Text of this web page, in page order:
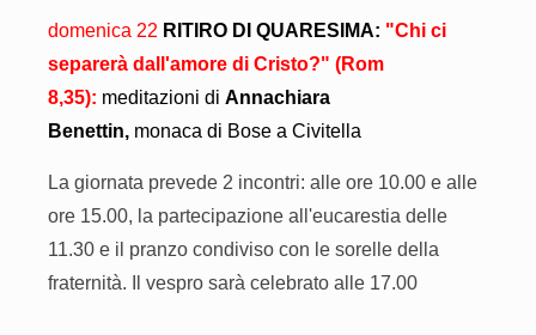
domenica 22 RITIRO DI QUARESIMA: "Chi ci
separerà dall'amore di Cristo?" (Rom
8,35): meditazioni di Annachiara
Benettin, monaca di Bose a Civitella
La giornata prevede 2 incontri: alle ore 10.00 e alle
ore 15.00, la partecipazione all'eucarestia delle
11.30 e il pranzo condiviso con le sorelle della
fraternità. Il vespro sarà celebrato alle 17.00